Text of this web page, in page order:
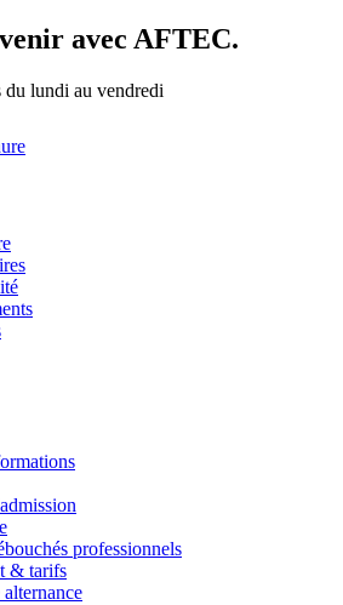
avec AFTEC.
du lundi au vendredi
professionnels
& tarifs